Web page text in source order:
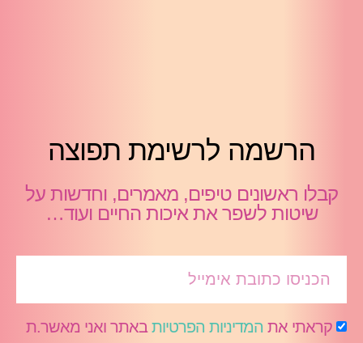
הרשמה לרשימת תפוצה
קבלו ראשונים טיפים, מאמרים, וחדשות על
שיטות לשפר את איכות החיים ועוד…
קראתי את המדיניות הפרטיותבאתר ואני מאשר.ת